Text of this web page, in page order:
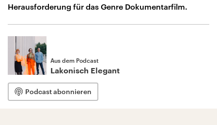
Herausforderung für das Genre Dokumentarfilm.
Aus dem Podcast
Lakonisch Elegant
Podcast abonnieren